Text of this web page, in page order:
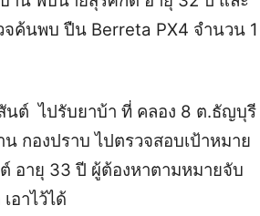
ค้นพบ ปืน Berreta PX4 จำนวน 1
นต์ ไปรับยาบ้า ที่ คลอง 8 ต.ธัญบุรี
กองปราบ ไปตรวจสอบเป้าหมาย
อายุ 33 ปี ผู้ต้องหาตามหมายจับ
อาไว้ได้